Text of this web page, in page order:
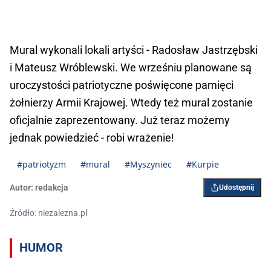
Mural wykonali lokali artyści - Radosław Jastrzębski
i Mateusz Wróblewski. We wrześniu planowane są
uroczystości patriotyczne poświęcone pamięci
żołnierzy Armii Krajowej. Wtedy też mural zostanie
oficjalnie zaprezentowany. Już teraz możemy
jednak powiedzieć - robi wrażenie!
#patriotyzm #mural #Myszyniec #Kurpie
Autor: redakcja Udostępnij
Źródło: niezalezna.pl
HUMOR